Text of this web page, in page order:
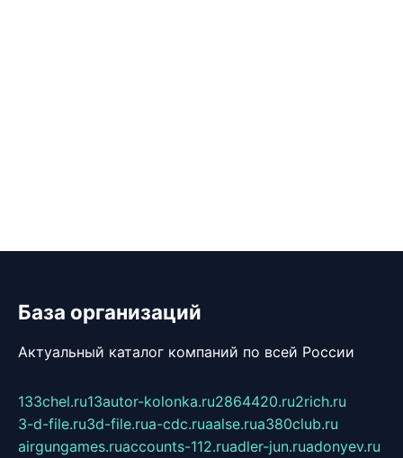
База организаций
Актуальный каталог компаний по всей России
133chel.ru13autor-kolonka.ru2864420.ru2rich.ru
3-d-file.ru3d-file.rua-cdc.ruaalse.rua380club.ru
airgungames.ruaccounts-112.ruadler-jun.ruadonyev.ru